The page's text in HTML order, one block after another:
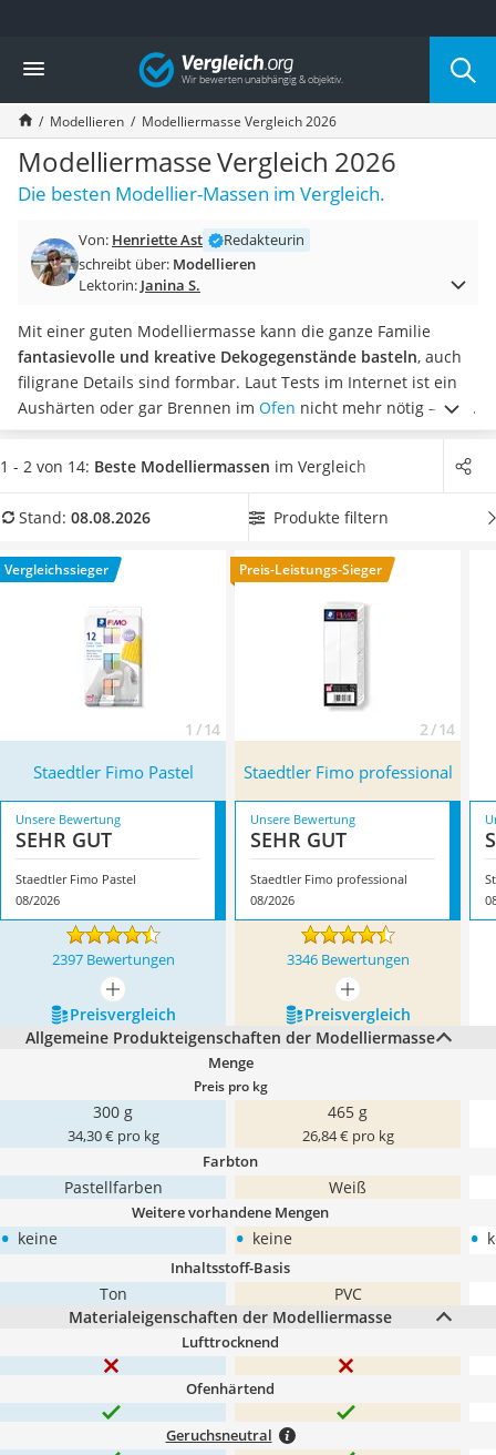
Die beliebtesten Vergleiche nach Kategorie
Freizeit & Sport
Gartentrampolin
Trampolin
Metalldetektor
Eufab-Fahrradträger
Trampolin 366 cm
Aluminium-Koffer
Futterboot
E-Bike-Dreirad
Trekkingschuhe Herren
Reisetasche mit Rollen
Klimmzugstation
Koffer
Nachtsichtgerät
Handgepäck-Koffer
Wanderschuhe Herren
Sicherheitsweste Reiten
Vergleich
Modellieren Modelliermasse Vergleich 2026
Modelliermasse Vergleich 2026
Die besten Modellier-Massen im Vergleich.
Von: Henriette Ast
Redakteurin
schreibt über: Modellieren
Lektorin: Janina S.
Mit einer guten Modelliermasse kann die ganze Familie
fantasievolle und kreative Dekogegenstände basteln, auch
filigrane Details sind formbar. Laut Tests im Internet ist ein
Aushärten oder gar Brennen im Ofen nicht mehr nötig – die
besten Modelliermassen trocknen ganz bequem an der Luft.
Wählen Sie jetzt aus unserer Produkttabelle die beste
einfach von selbst an der Luft getrocknet ist! Überzeugt hat
Fimo Pastel* mit seinen Eigenschaften.
1 - 2 von 14: Beste Modelliermassen im Vergleich
Stand: 08.08.2026 Produkte filtern
Vergleichssieger
1 / 14
Preis-Leistungs-Sieger
2 / 14
Staedtler Fimo Pastel Staedtler Fimo professional
Unsere Bewertung
SEHR GUT
Staedtler Fimo Pastel
08/2026
Unsere Bewertung
SEHR GUT
Staedtler Fimo professional
08/2026
2397 Bewertungen 3346 Bewertungen
mehr anzeigen
mehr anzeigen
Preis­vergleich
Preis­vergleich
Allgemeine Produkteigenschaften der Modelliermasse
Menge
Preis pro kg
300 g
34,30 € pro kg
465 g
26,84 € pro kg
Farbton
Pastellfarben Weiß
Weitere vorhandene Mengen
• keine • keine •
Inhaltsstoff-Basis
Ton
PVC
Materialeigenschaften der Modelliermasse
Lufttrocknend
Ofenhärtend
Geruchsneutral